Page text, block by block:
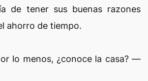
de tener sus buenas razones
ahorro de tiempo.
lo menos, ¿conoce la casa? —